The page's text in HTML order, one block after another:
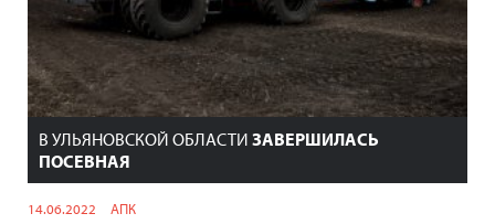
В УЛЬЯНОВСКОЙ ОБЛАСТИ ЗАВЕРШИЛАСЬ
ПОСЕВНАЯ
14.06.2022 АПК